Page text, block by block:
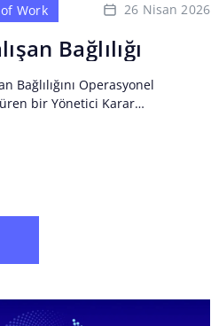
Work 26 Nisan 2026
Bağlılığı
Bağlılığını Operasyonel
bir Yönetici Karar